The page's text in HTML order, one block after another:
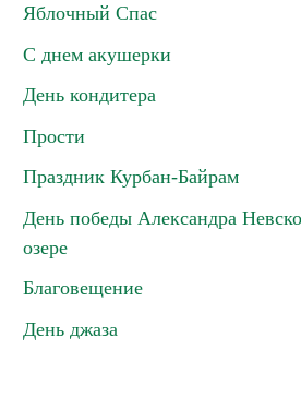
Яблочный Спас
С днем акушерки
День кондитера
Прости
Праздник Курбан-Байрам
День победы Александра
озере
Благовещение
День джаза